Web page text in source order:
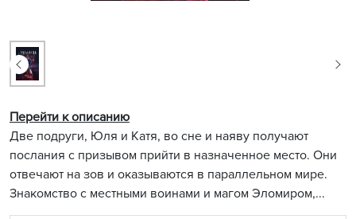
Две подруги, Юля и Катя, во сне и наяву получают
послания с призывом прийти в назначенное место. Они
отвечают на зов и оказываются в параллельном мире.
Знакомство с местными воинами и магом Эломиром,...
Перейти к описанию